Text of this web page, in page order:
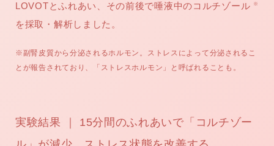
LOVOTとふれあい、その前後で唾液中のコルチゾール
※
を採取・解析しました。
※副腎皮質から分泌されるホルモン。ストレスによって分泌されるこ
とが報告されており、「ストレスホルモン」と呼ばれることも。
実験結果 ｜ 15分間のふれあいで「コルチゾー